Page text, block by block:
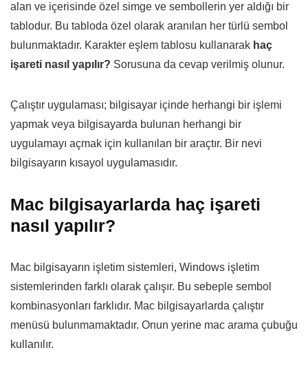
alan ve içerisinde özel simge ve sembollerin yer aldığı bir
tablodur. Bu tabloda özel olarak aranılan her türlü sembol
bulunmaktadır. Karakter eşlem tablosu kullanarak haç
işareti nasıl yapılır? Sorusuna da cevap verilmiş olunur.
Çalıştır uygulaması; bilgisayar içinde herhangi bir işlemi
yapmak veya bilgisayarda bulunan herhangi bir
uygulamayı açmak için kullanılan bir araçtır. Bir nevi
bilgisayarın kısayol uygulamasıdır.
Mac bilgisayarlarda haç işareti
nasıl yapılır?
Mac bilgisayarın işletim sistemleri, Windows işletim
sistemlerinden farklı olarak çalışır. Bu sebeple sembol
kombinasyonları farklıdır. Mac bilgisayarlarda çalıştır
menüsü bulunmamaktadır. Onun yerine mac arama çubuğu
kullanılır.